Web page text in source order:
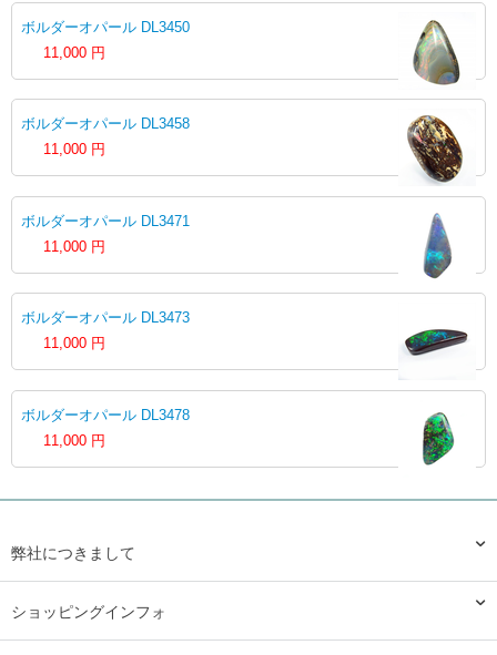
ボルダーオパール DL3450
11,000 円
ボルダーオパール DL3458
11,000 円
ボルダーオパール DL3471
11,000 円
ボルダーオパール DL3473
11,000 円
ボルダーオパール DL3478
11,000 円
弊社につきまして
ショッピングインフォ